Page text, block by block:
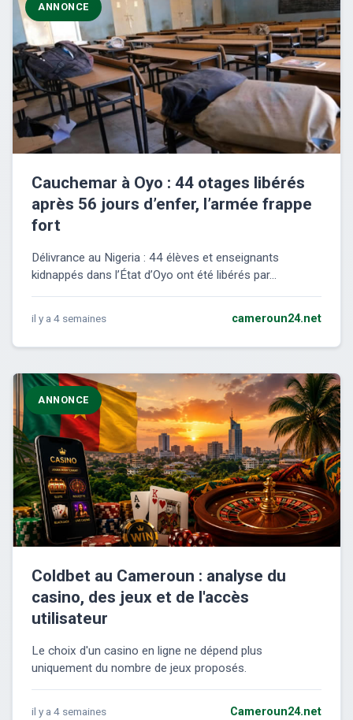
ANNONCE
Cauchemar à Oyo : 44 otages libérés
après 56 jours d’enfer, l’armée frappe
fort
Délivrance au Nigeria : 44 élèves et enseignants
kidnappés dans l’État d’Oyo ont été libérés par...
il y a 4 semaines cameroun24.net
ANNONCE
Coldbet au Cameroun : analyse du
casino, des jeux et de l'accès
utilisateur
Le choix d'un casino en ligne ne dépend plus
uniquement du nombre de jeux proposés.
il y a 4 semaines Cameroun24.net